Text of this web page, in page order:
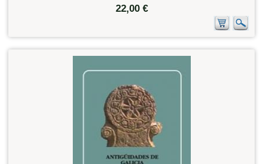
22,00 €